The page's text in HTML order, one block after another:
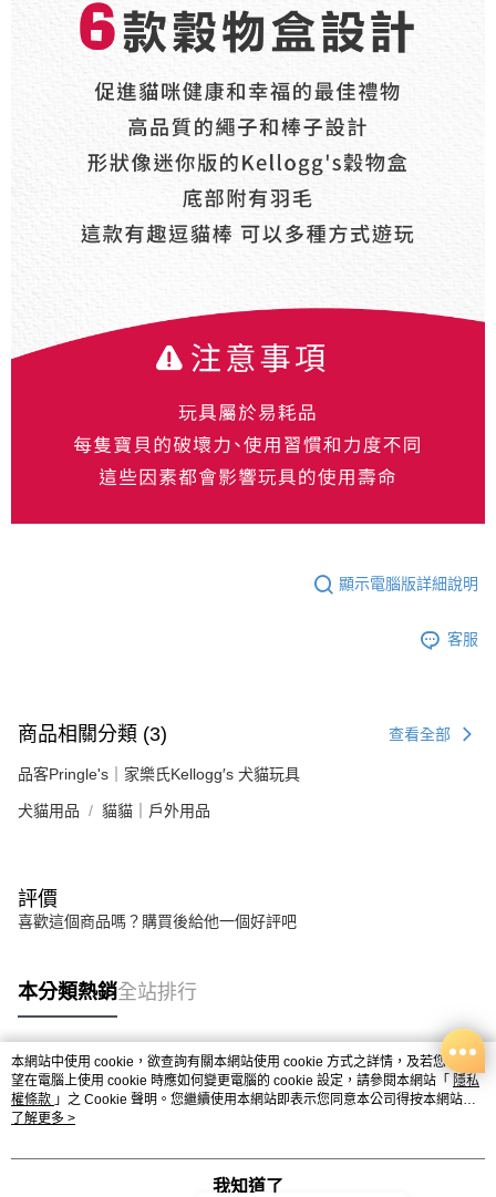
顯示電腦版詳細說明
客服
商品相關分類 (3) 查看全部
品客Pringle's｜家樂氏Kellogg′s 犬貓玩具
犬貓用品 貓貓｜戶外用品
評價
喜歡這個商品嗎？購買後給他一個好評吧
本分類熱銷全站排行
熱門標籤
本網站中使用 cookie，欲查詢有關本網站使用 cookie 方式之詳情，及若您不希
望在電腦上使用 cookie 時應如何變更電腦的 cookie 設定，請參閱本網站「 隱私
權條款 」之 Cookie 聲明。您繼續使用本網站即表示您同意本公司得按本網站使
用條款之 Cookie 聲明使用 cookie。
了解更多 >
我知道了